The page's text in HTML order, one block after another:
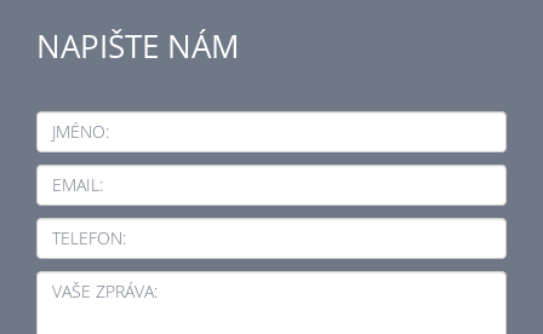
NAPIŠTE NÁM
JMÉNO:
EMAIL:
TELEFON:
VAŠE ZPRÁVA: